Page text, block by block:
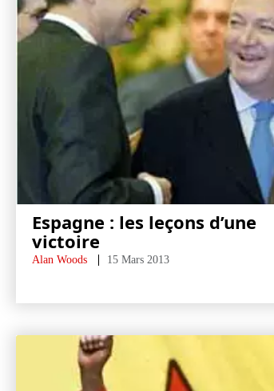
Espagne : les leçons d’une
victoire
Alan Woods 15 Mars 2013